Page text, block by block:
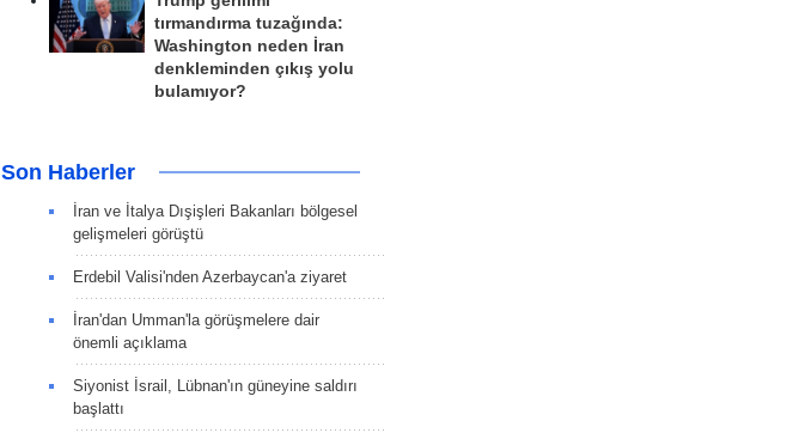
tırmandırma tuzağında:
Washington neden İran
denkleminden çıkış yolu
bulamıyor?
Son Haberler
İran ve İtalya Dışişleri Bakanları bölgesel
gelişmeleri görüştü
Erdebil Valisi'nden Azerbaycan'a ziyaret
İran'dan Umman'la görüşmelere dair
önemli açıklama
Siyonist İsrail, Lübnan'ın güneyine saldırı
başlattı